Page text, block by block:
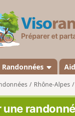
Randonnées
Rhône-Alpes
une